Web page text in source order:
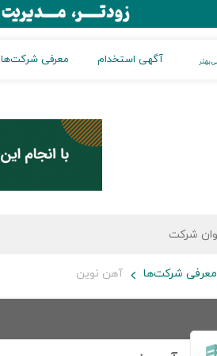
آگهی استخدام معرفی شرکت‌ها
معرفی شرکت‌ها آهن نوین